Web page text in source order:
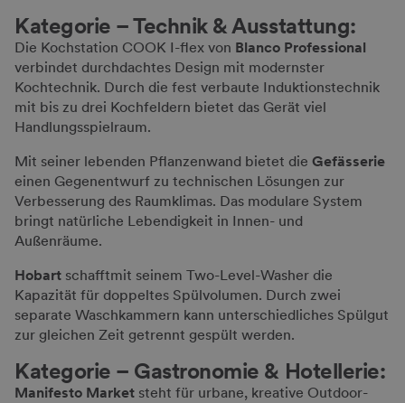
Kategorie – Technik & Ausstattung:
Die Kochstation COOK I-flex von Blanco Professional
verbindet durchdachtes Design mit modernster
Kochtechnik. Durch die fest verbaute Induktionstechnik
mit bis zu drei Kochfeldern bietet das Gerät viel
Handlungsspielraum.
Mit seiner lebenden Pflanzenwand bietet die Gefässerie
einen Gegenentwurf zu technischen Lösungen zur
Verbesserung des Raumklimas. Das modulare System
bringt natürliche Lebendigkeit in Innen- und
Außenräume.
Hobart schafftmit seinem Two-Level-Washer die
Kapazität für doppeltes Spülvolumen. Durch zwei
separate Waschkammern kann unterschiedliches Spülgut
zur gleichen Zeit getrennt gespült werden.
Kategorie – Gastronomie & Hotellerie:
Manifesto Market steht für urbane, kreative Outdoor-